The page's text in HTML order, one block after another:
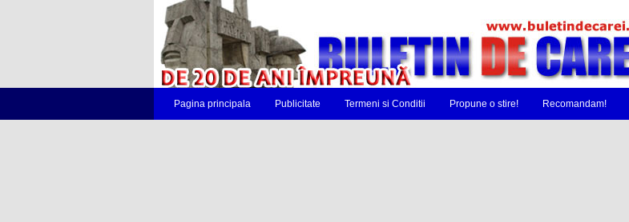
Pagina principala Publicitate Termeni si Conditii Propune o stire! Recomandam!